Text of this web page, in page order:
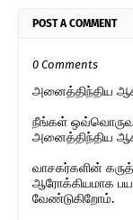
POST A COMMENT
0 Comments
அனைத்திந்திய
நீங்கள்
அனைத்திந்திய
வாசகர்களின்
ஆரோக்கியமாக
வேண்டுகிறோம்.